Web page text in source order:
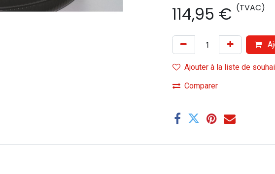
114,95 € (TVAC)
Ajouter à la liste de
Comparer